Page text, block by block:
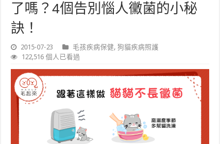
了嗎？4個告別惱人黴菌的小秘
訣！
2015-07-23 毛孩疾病保健,狗貓疾病照護
122,516 個人已看過